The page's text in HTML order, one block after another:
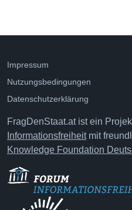
Impressum
Nutzungsbedingungen
Datenschutzerklärung
FragDenStaat.at ist ein
Informationsfreiheitmit
Knowledge Foundation